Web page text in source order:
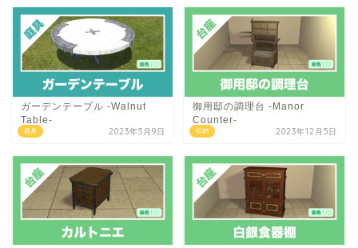
庭具
ガーデンテーブル -Walnut
Table-
2023年5月9日 収納
御用邸の調理台 -Manor
Counter-
2023年12月5日